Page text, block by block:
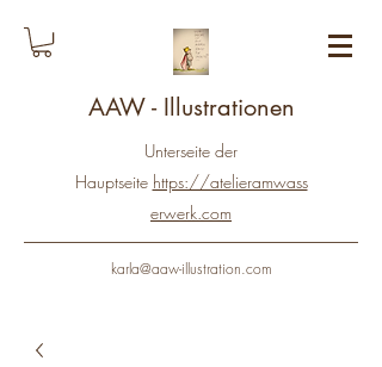
AAW - Illustrationen
Unterseite der
Hauptseite https://atelieramwass
erwerk.com
karla@aaw-illustration.com